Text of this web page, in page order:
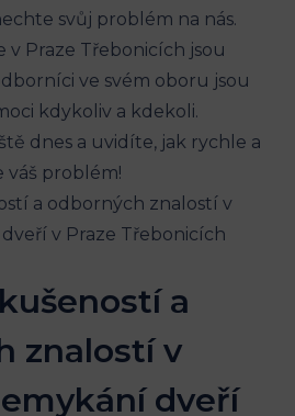
svůj problém na nás.
v Praze Třebonicích jsou
ve svém oboru jsou
kdykoliv a kdekoli.
dnes a uvidíte, jak rychle a
váš problém!
a
znalostí v
dveří